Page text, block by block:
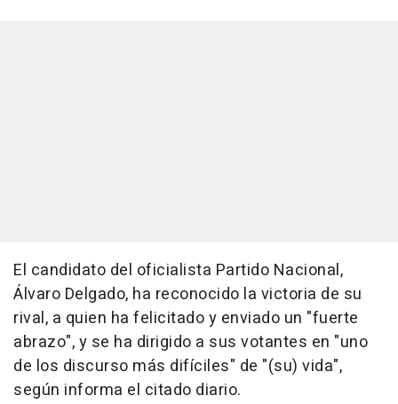
El candidato del oficialista Partido Nacional,
Álvaro Delgado, ha reconocido la victoria de su
rival, a quien ha felicitado y enviado un "fuerte
abrazo", y se ha dirigido a sus votantes en "uno
de los discurso más difíciles" de "(su) vida",
según informa el citado diario.